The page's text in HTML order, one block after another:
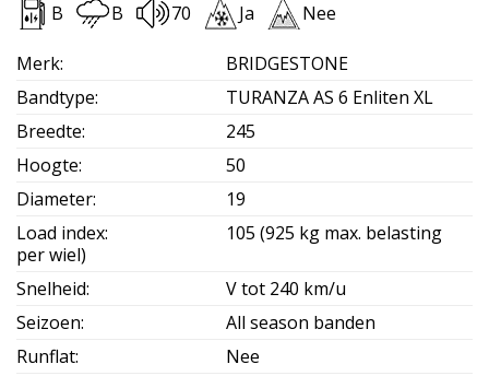
B B 70 Ja Nee
Merk:
BRIDGESTONE
Bandtype:
TURANZA AS 6 Enliten XL
Breedte:
245
Hoogte:
50
Diameter:
19
Load index:
105 (925 kg max. belasting
per wiel)
Snelheid:
V tot 240 km/u
Seizoen:
All season banden
Runflat:
Nee